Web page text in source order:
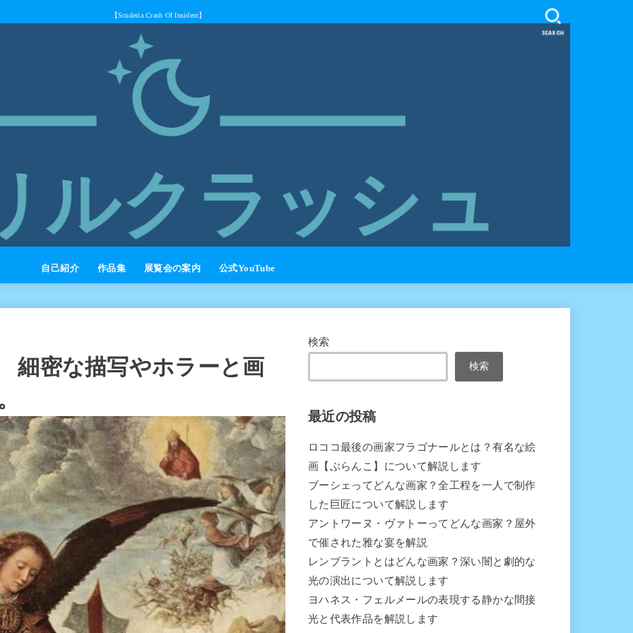
【Scuderia Crash Of Insident】
自己紹介 作品集 展覧会の案内 公式YouTube
SEARCH
密な描写やホラーと画
検索
検索
最近の投稿
ロココ最後の画家フラゴナールとは？有名な絵
画【ぶらんこ】について解説します
ブーシェってどんな画家？全工程を一人で制作
した巨匠について解説します
アントワーヌ・ヴァトーってどんな画家？屋外
で催された雅な宴を解説
レンブラントとはどんな画家？深い闇と劇的な
光の演出について解説します
ヨハネス・フェルメールの表現する静かな間接
光と代表作品を解説します